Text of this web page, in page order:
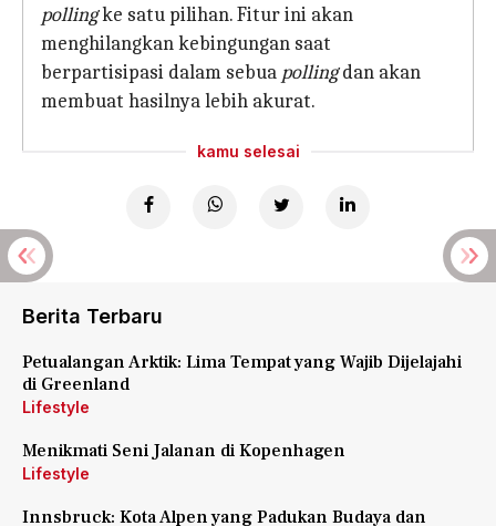
pollingke satu pilihan. Fitur ini akan
menghilangkan kebingungan saat
berpartisipasi dalam sebua pollingdan akan
membuat hasilnya lebih akurat.
kamu selesai
Berita Terbaru
Petualangan Arktik: Lima Tempat yang Wajib Dijelajahi
di Greenland
Lifestyle
Menikmati Seni Jalanan di Kopenhagen
Lifestyle
Innsbruck: Kota Alpen yang Padukan Budaya dan